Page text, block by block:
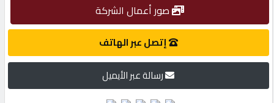
مميزة
صور أعمال الشركة
إتصل عبر الهاتف
رسالة عبر الأيميل